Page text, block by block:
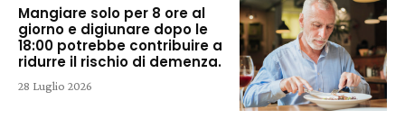
Mangiare solo per 8 ore al
giorno e digiunare dopo le
18:00 potrebbe contribuire a
ridurre il rischio di demenza.
28 Luglio 2026